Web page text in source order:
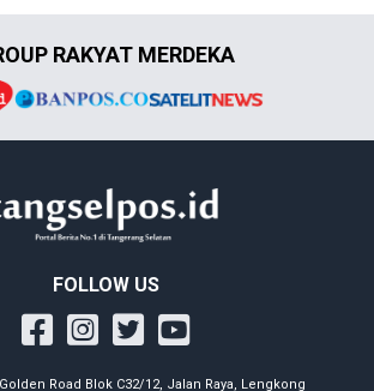
RAKYAT MERDEKA
FOLLOW US
Road Blok C32/12, Jalan Raya, Lengkong